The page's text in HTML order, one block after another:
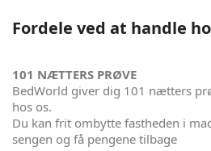
Fordele ved at handle
101 NÆTTERS PRØVE
BedWorld giver dig 101 nætters
hos os.
Du kan frit ombytte fastheden i
sengen og få pengene tilbage